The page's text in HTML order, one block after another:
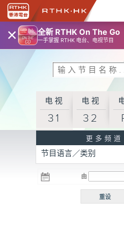
× 全新 RTHK On The Go
一手掌握 RTHK 电台、电视节目
电视
31
电视
32
R3
电台 电台
R5
更多频道
节目语言／类别
由
重设